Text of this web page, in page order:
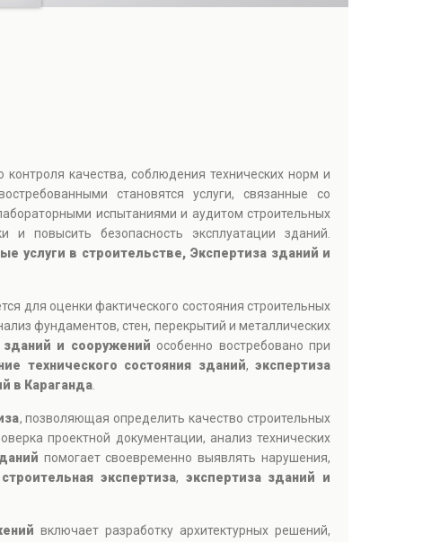
контроля качества, соблюдения технических норм и
становятся услуги, связанные со
испытаниями и аудитом строительных
и повысить безопасность эксплуатации зданий.
услуги в строительстве, Экспертиза зданий и
для оценки фактического состояния строительных
фундаментов, стен, перекрытий и металлических
и сооружений особенно востребовано при
технического состояния зданий,экспертиза
в Караганда
, позволяющая определить качество строительных
проектной документации, анализ технических
помогает своевременно выявлять нарушения,
экспертиза, экспертиза зданий и
включает разработку архитектурных решений,